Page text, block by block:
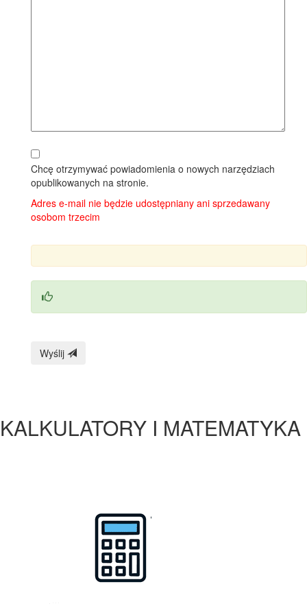
Chcę otrzymywać powiadomienia o nowych narzędziach
opublikowanych na stronie.
Adres e-mail nie będzie udostępniany ani sprzedawany
osobom trzecim
Wyślij
KALKULATORY I MATEMATYKA